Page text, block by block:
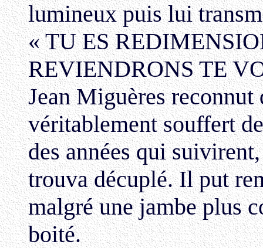
lumineux puis lui
« TU ES
REVIENDRONS TE
Jean Miguères
véritablement souffert
des années qui
trouva décuplé. Il put
malgré une jambe plus
boité.